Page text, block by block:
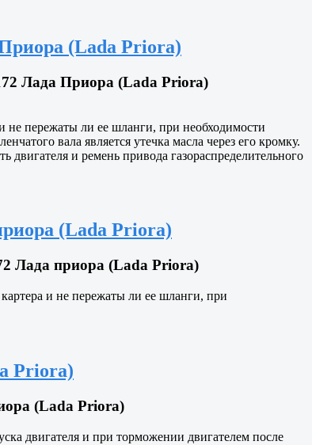
Приора (Lada Priora)
Лада Приора (Lada Priora)
не пережаты ли ее шланги, при необходимости
вала является утечка масла через его кромку.
и ремень привода газораспределительного
(Lada Priora)
Лада приора (Lada Priora)
и не пережаты ли ее шланги, при
Priora)
(Lada Priora)
двигателя и при торможении двигателем после